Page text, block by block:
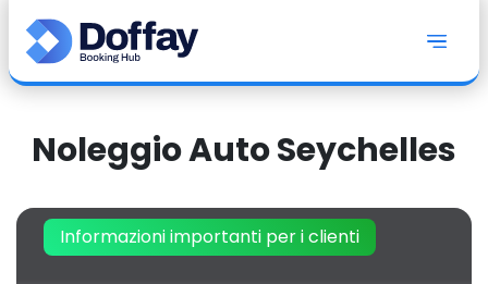
Noleggio Auto Seychelles
Informazioni importanti per i clienti